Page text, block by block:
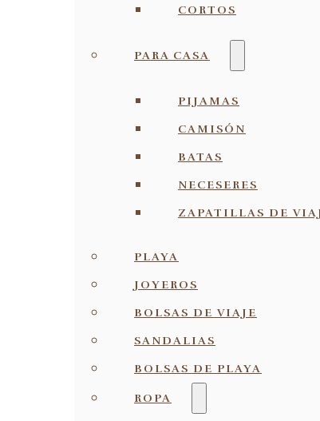
CORTOS
PARA CASA
PIJAMAS
CAMISÓN
BATAS
NECESERES
ZAPATILLAS DE
PLAYA
JOYEROS
BOLSAS DE VIAJE
SANDALIAS
BOLSAS DE PLAYA
ROPA